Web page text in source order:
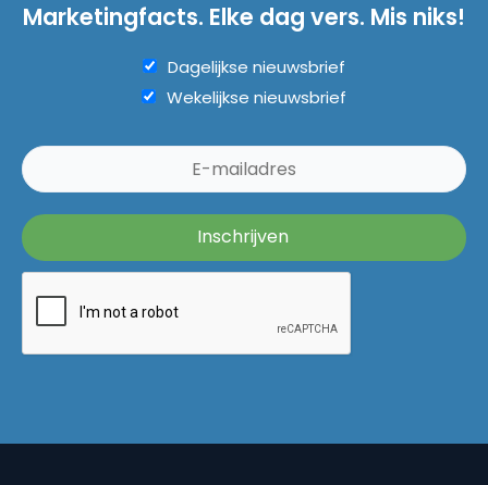
Marketingfacts. Elke dag vers. Mis niks!
Dagelijkse nieuwsbrief
Wekelijkse nieuwsbrief